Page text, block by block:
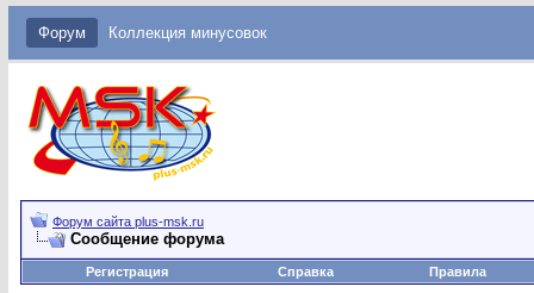
Форум Коллекция минусовок
Форум сайта plus-msk.ru
Сообщение форума
Регистрация Справка Правила